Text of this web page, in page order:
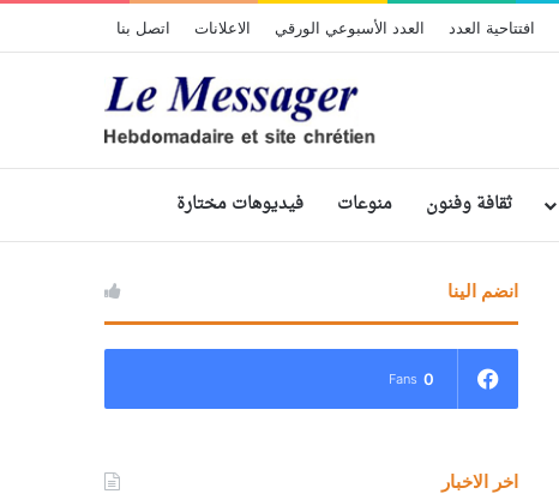
افتتاحية العدد العدد الأسبوعي الورقي الاعلانات اتصل بنا
ثقافة وفنون منوعات فيديوهات مختارة
انضم الينا
0
Fans
اخر الاخبار